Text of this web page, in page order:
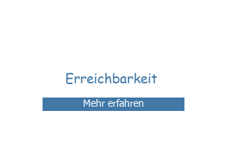
Erreichbarkeit
Mehr erfahren